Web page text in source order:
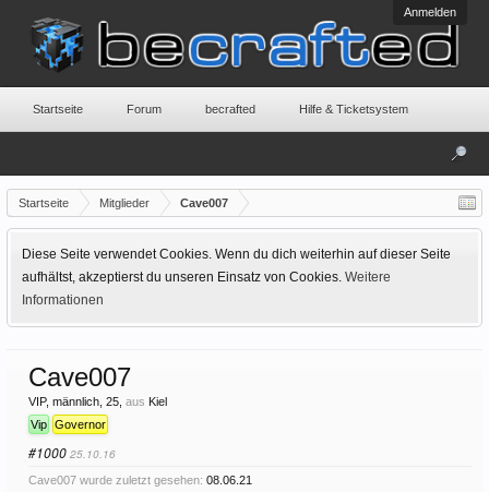
Anmelden
Startseite Mitglieder Cave007
Diese Seite verwendet Cookies. Wenn du dich weiterhin auf dieser Seite
aufhältst, akzeptierst du unseren Einsatz von Cookies. Weitere
Informationen
Cave007
VIP, männlich, 25, aus Kiel
Vip Governor
#1000 25.10.16
Cave007 wurde zuletzt gesehen: 08.06.21
Startseite Forum becrafted Hilfe & Ticketsystem